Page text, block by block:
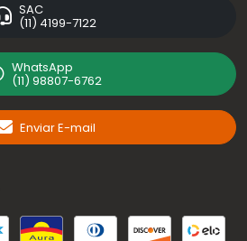
SAC
(11) 4199-7122
WhatsApp
(11) 98807-6762
Enviar E-mail